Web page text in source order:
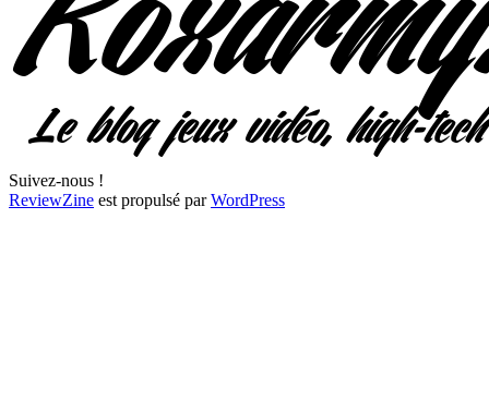
Suivez-nous !
ReviewZine est propulsé parWordPress